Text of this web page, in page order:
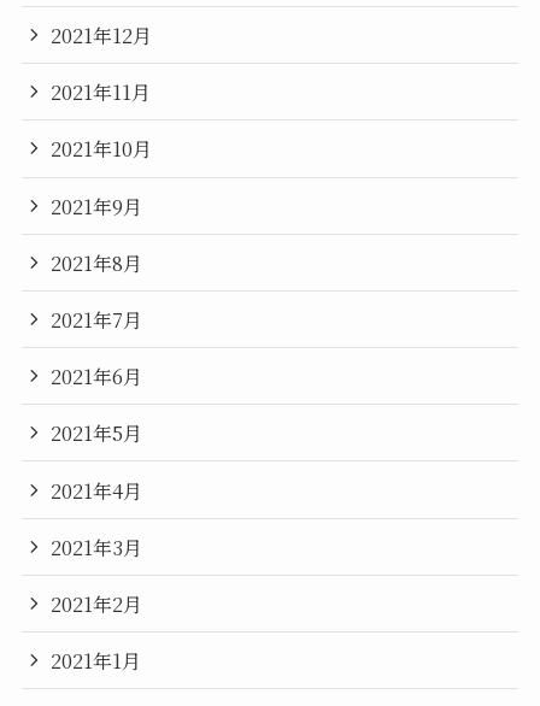
2021年12月
2021年11月
2021年10月
2021年9月
2021年8月
2021年7月
2021年6月
2021年5月
2021年4月
2021年3月
2021年2月
2021年1月